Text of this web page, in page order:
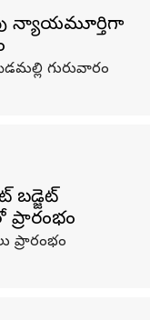
న్యాయమూర్తిగా
గురువారం
బడ్జెట్
ప్రారంభం
ప్రారంభం